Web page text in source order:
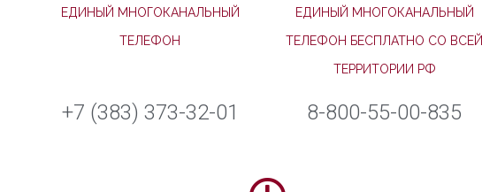
ЕДИНЫЙ МНОГОКАНАЛЬНЫЙ
ТЕЛЕФОН
+7 (383) 373-32-01
ЕДИНЫЙ МНОГОКАНАЛЬНЫЙ
ТЕЛЕФОН БЕСПЛАТНО СО ВСЕЙ
ТЕРРИТОРИИ РФ
8-800-55-00-835